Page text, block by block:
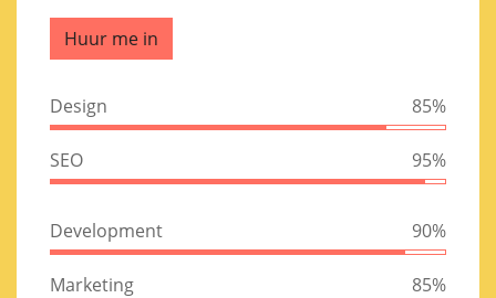
Huur me in
Design 85%
SEO 95%
Development 90%
Marketing 85%